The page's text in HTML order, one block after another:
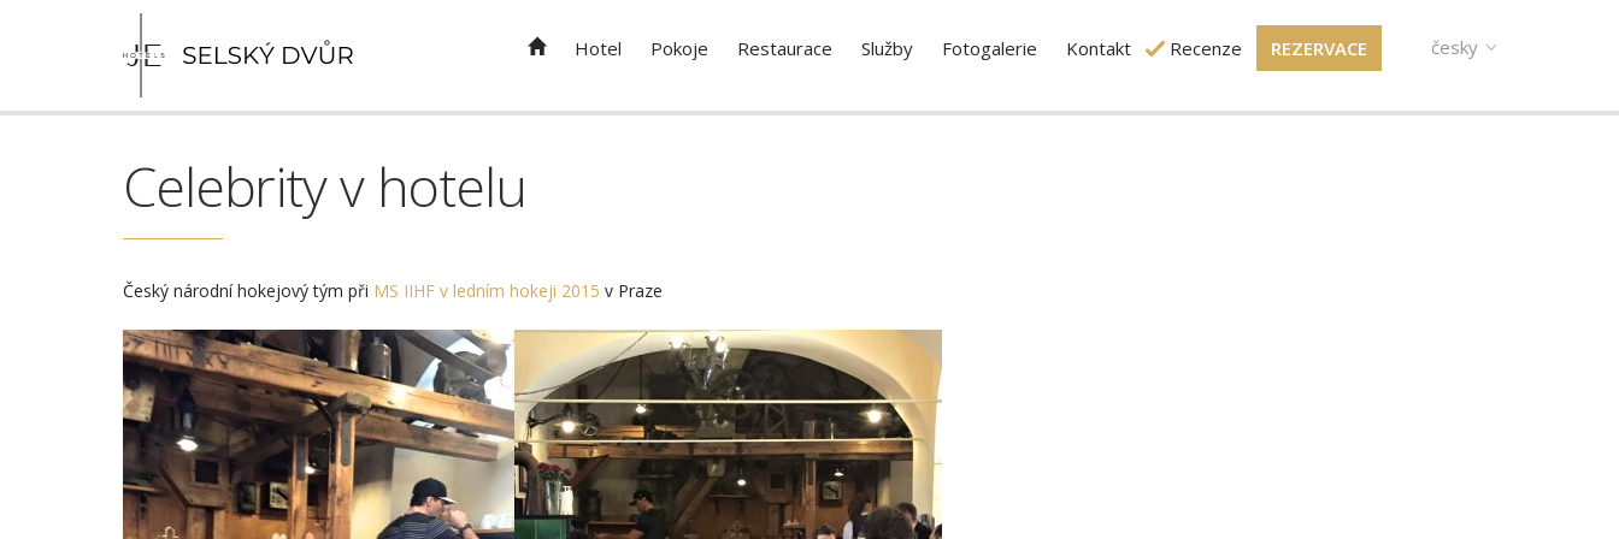
Hotel Pokoje Restaurace Služby Fotogalerie Kontakt Recenze REZERVACE česky
Celebrity v hotelu
Český národní hokejový tým při MS IIHF v ledním hokeji 2015 v Praze